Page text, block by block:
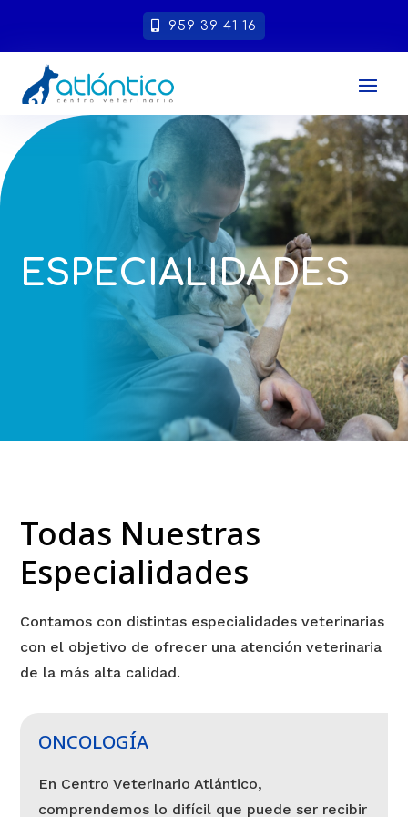
959 39 41 16
ESPECIALIDADES
Todas Nuestras
Especialidades
Contamos con distintas especialidades veterinarias
con el objetivo de ofrecer una atención veterinaria
de la más alta calidad.
ONCOLOGÍA
En Centro Veterinario Atlántico,
comprendemos lo difícil que puede ser recibir